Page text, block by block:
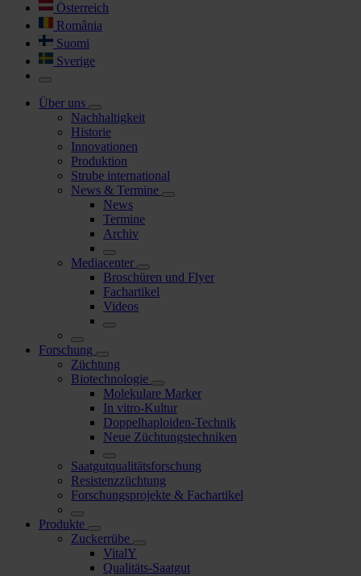
Österreich
România
Suomi
Sverige
Über uns
Nachhaltigkeit
Historie
Innovationen
Produktion
Strube international
News & Termine
News
Termine
Archiv
Mediacenter
Broschüren und Flyer
Fachartikel
Videos
Forschung
Züchtung
Biotechnologie
Molekulare Marker
In vitro-Kultur
Doppelhaploiden-Technik
Neue Züchtungstechniken
Saatgutqualitätsforschung
Resistenzzüchtung
Forschungsprojekte & Fachartikel
Produkte
Zuckerrübe
VitalY
Qualitäts-Saatgut